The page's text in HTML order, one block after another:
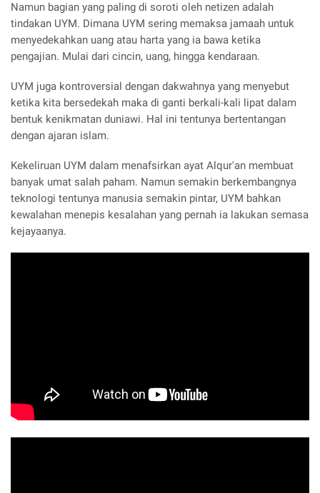
Namun bagian yang paling di soroti oleh netizen adalah
tindakan UYM. Dimana UYM sering memaksa jamaah untuk
menyedekahkan uang atau harta yang ia bawa ketika
pengajian. Mulai dari cincin, uang, hingga kendaraan.
UYM juga kontroversial dengan dakwahnya yang menyebut
ketika kita bersedekah maka di ganti berkali-kali lipat dalam
bentuk kenikmatan duniawi. Hal ini tentunya bertentangan
dengan ajaran islam.
Kekeliruan UYM dalam menafsirkan ayat Alqur'an membuat
banyak umat salah paham. Namun semakin berkembangnya
teknologi tentunya manusia semakin pintar, UYM bahkan
kewalahan menepis kesalahan yang pernah ia lakukan semasa
kejayaanya.